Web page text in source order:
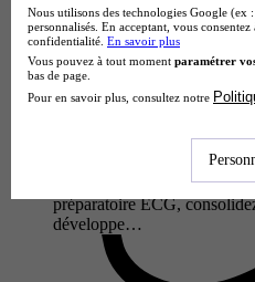
Prépa COMMERCIA
Prépa - Classe préparatoire
générale (2e année)
4.3
Paris 16e 75016
Prépa COMMERCIA -
commerciale générale (2e
préparatoire ECG,
développe…
Nous utilisons des technologies Google (ex
personnalisés. En acceptant, vous
confidentialité. En savoir plus
Vous pouvez à tout moment paramétrer
bas de page.
Pour en savoir plus, consultez notre